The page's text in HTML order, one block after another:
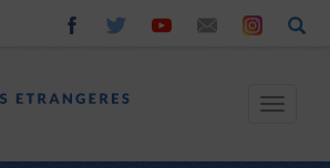
Toggle